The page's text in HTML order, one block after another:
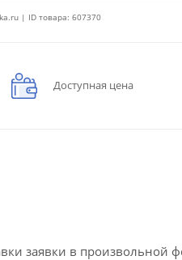
| ID товара: 607370
Доступная цена
заявки в произвольной